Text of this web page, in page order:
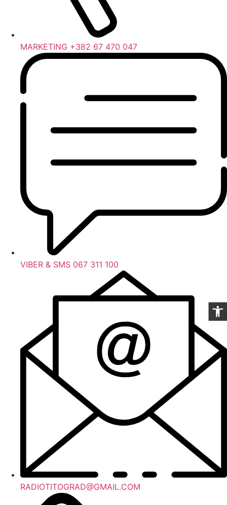
MARKETING +382 67 470 047
VIBER & SMS 067 311 100
RADIOTITOGRAD@GMAIL.COM